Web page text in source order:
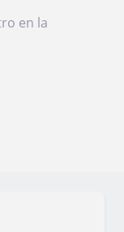
en la